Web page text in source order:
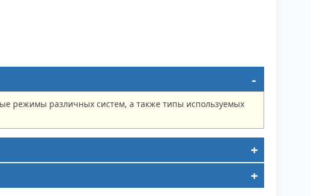
режимы различных систем, а также типы используемых